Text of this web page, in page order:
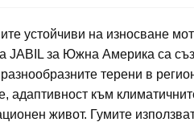
устойчиви на износване
JABIL за Южна Америка са
терени в
адаптивност към
живот. Гумите